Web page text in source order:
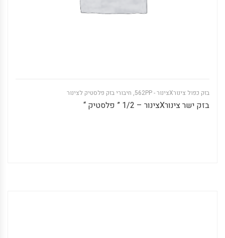
בזק כפול צינורXצינור - 562PP , חיבורי בזק פלסטיק לצינור
בזק ישר צינורXצינור – 1/2 ” פלסטיק “